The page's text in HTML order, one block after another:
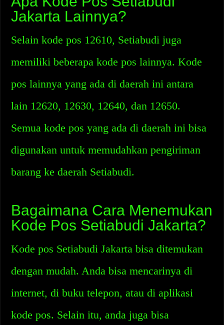
Jakarta Lainnya?
Selain kode pos 12610, Setiabudi juga
memiliki beberapa kode pos lainnya. Kode
pos lainnya yang ada di daerah ini antara
lain 12620, 12630, 12640, dan 12650.
Semua kode pos yang ada di daerah ini bisa
digunakan untuk memudahkan pengiriman
barang ke daerah Setiabudi.
Bagaimana Cara Menemukan
Kode Pos Setiabudi Jakarta?
Kode pos Setiabudi Jakarta bisa ditemukan
dengan mudah. Anda bisa mencarinya di
internet, di buku telepon, atau di aplikasi
kode pos. Selain itu, anda juga bisa